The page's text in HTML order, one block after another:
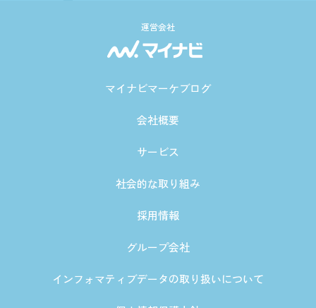
運営会社
マイナビマーケブログ
会社概要
サービス
社会的な取り組み
採用情報
グループ会社
インフォマティブデータの取り扱いについて